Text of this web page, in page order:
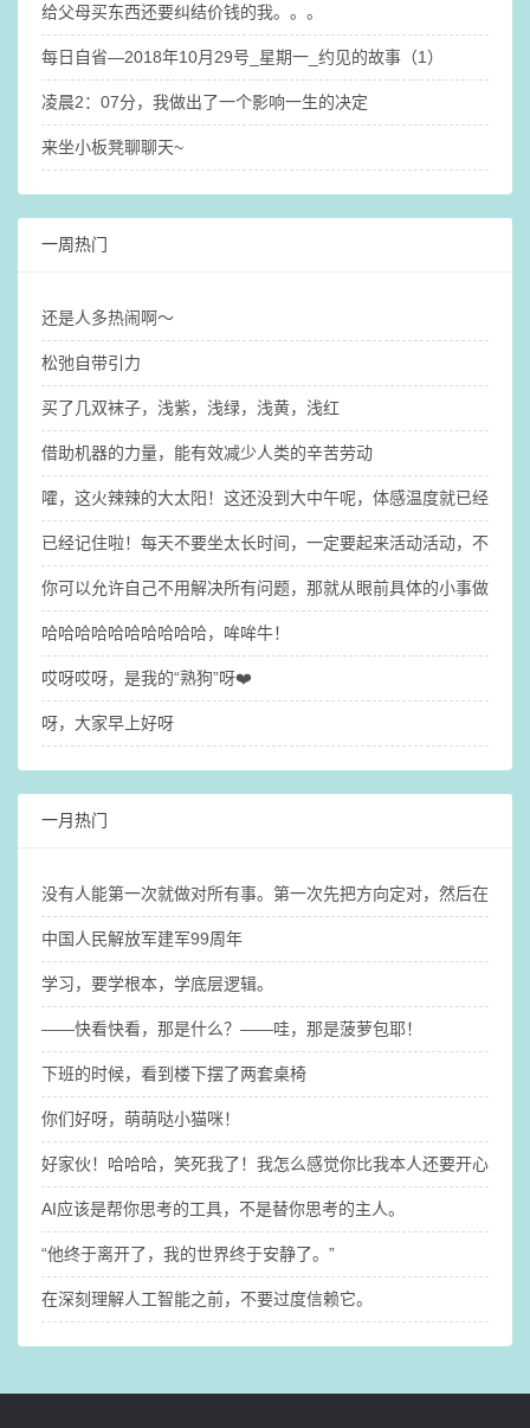
给父母买东西还要纠结价钱的我。。。
每日自省—2018年10月29号_星期一_约见的故事（1）
凌晨2：07分，我做出了一个影响一生的决定
来坐小板凳聊聊天~
一周热门
还是人多热闹啊～
松弛自带引力
买了几双袜子，浅紫，浅绿，浅黄，浅红
借助机器的力量，能有效减少人类的辛苦劳动
嚯，这火辣辣的大太阳！这还没到大中午呢，体感温度就已经31°
已经记住啦！每天不要坐太长时间，一定要起来活动活动，不然大
你可以允许自己不用解决所有问题，那就​从眼前具体的小事做起吧
哈哈哈哈哈哈哈哈哈哈，哞哞牛！
哎呀哎呀，是我的“熟狗”呀❤️
呀，大家早上好呀
一月热门
没有人能第一次就做对所有事。第一次先把方向定对，然后在这个
中国人民解放军建军99周年
学习，要学根本，学底层逻辑。
——快看快看，那是什么？​——哇，那是菠萝包耶！
下班的时候，看到楼下摆了两套桌椅
你们好呀，萌萌哒小猫咪！
好家伙！哈哈哈，笑死我了！我怎么感觉你比我本人还要开心啊@
AI应该是帮你思考的工具，不是替你思考的主人。
“他终于离开了，我的世界终于安静了。” ​
在深刻理解人工智能之前，不要过度信赖它。